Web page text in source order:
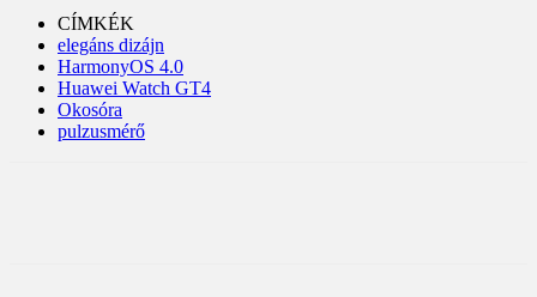
CÍMKÉK
elegáns dizájn
HarmonyOS 4.0
Huawei Watch GT4
Okosóra
pulzusmérő